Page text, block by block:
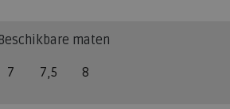
maten
7 7,5 8